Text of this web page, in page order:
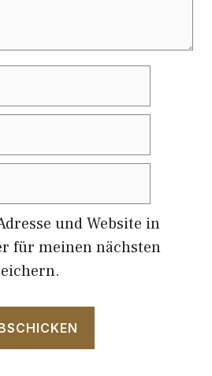
und Website in
für meinen nächsten